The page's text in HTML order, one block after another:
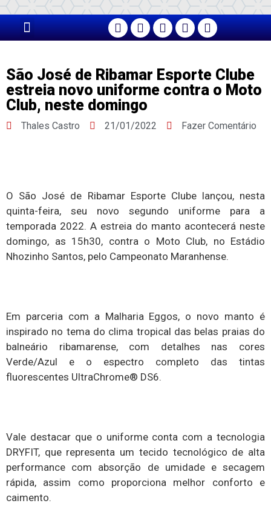
São José de Ribamar Esporte Clube
estreia novo uniforme contra o Moto
Club, neste domingo
Thales Castro 21/01/2022 Fazer Comentário
O São José de Ribamar Esporte Clube lançou, nesta
quinta-feira, seu novo segundo uniforme para a
temporada 2022. A estreia do manto acontecerá neste
domingo, as 15h30, contra o Moto Club, no Estádio
Nhozinho Santos, pelo Campeonato Maranhense.
Em parceria com a Malharia Eggos, o novo manto é
inspirado no tema do clima tropical das belas praias do
balneário ribamarense, com detalhes nas cores
Verde/Azul e o espectro completo das tintas
fluorescentes UltraChrome®️ DS6.
Vale destacar que o uniforme conta com a tecnologia
DRYFIT, que representa um tecido tecnológico de alta
performance com absorção de umidade e secagem
rápida, assim como proporciona melhor conforto e
caimento.